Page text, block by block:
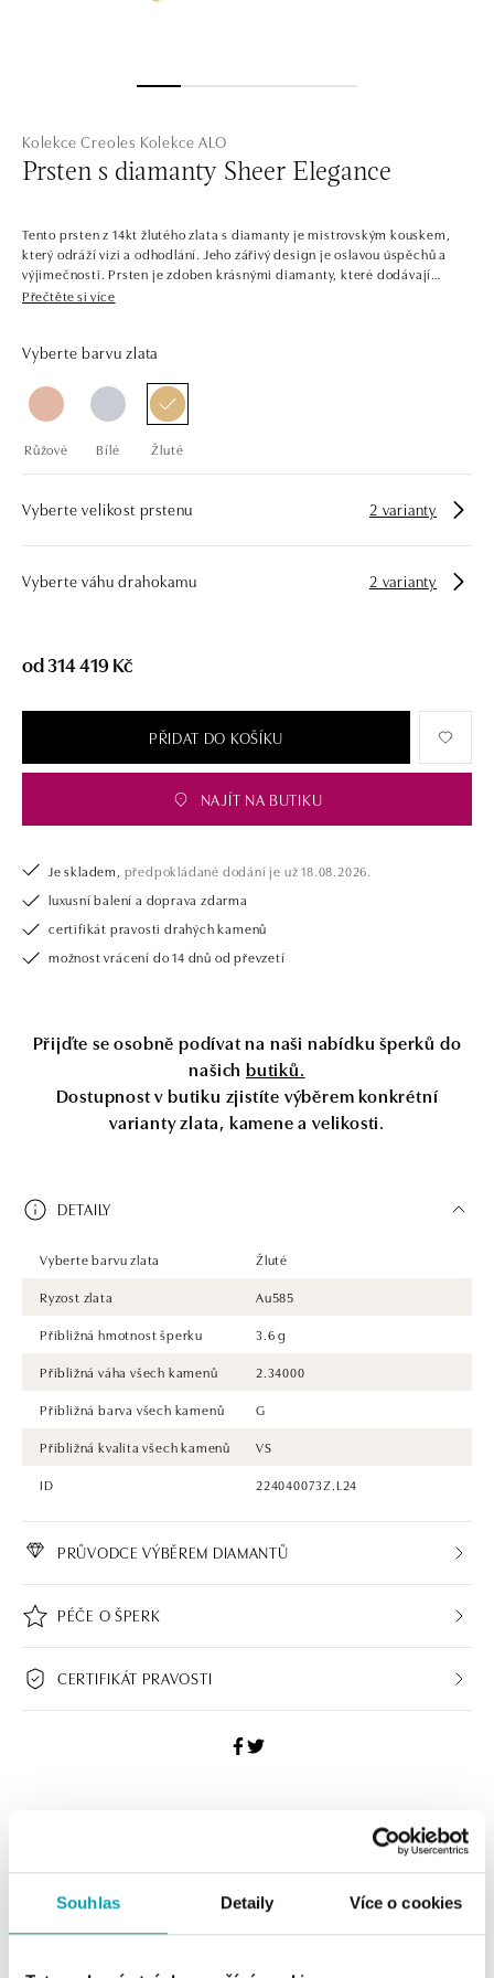
Souhlas Detaily Více o cookies
Kolekce Creoles Kolekce ALO
Prsten s diamanty Sheer Elegance
Tento prsten z 14kt žlutého zlata s diamanty je mistrovským kouskem,
který odráží vizi a odhodlání. Jeho zářivý design je oslavou úspěchů a
výjimečnosti. Prsten je zdoben krásnými diamanty, které dodávají
tomuto klenotu nesmírnou eleganci a šarm. Šperk je součástí kolekce
Nekonečný pocit luxusu ztělesněný do kruhových šperků kolekce Creoles.
nechávají dokonale broušeným diamantům různých velikostí. Čiré i
barevné kameny tak dávají vzniknout sladěným setům, které lze různě
Společnost ALO diamonds vyrábí v Čechách šperky z diamantů a
opatřen certifikátem pravosti a dodán v luxusním balení. Ať už vybíráte
námi pouze šperk, ale také chytrou investici.
Přečtěte si více
Vyberte barvu zlata
Růžové Bílé Žluté
Vyberte velikost prstenu 2 varianty
Vyberte váhu drahokamu 2 varianty
od 314 419 Kč
PŘIDAT DO KOŠÍKU
NAJÍT NA BUTIKU
Je skladem, předpokládané dodání je už 18.08.2026.
luxusní balení a doprava zdarma
certifikát pravosti drahých kamenů
možnost vrácení do 14 dnů od převzetí
Přijďte se osobně podívat na naši nabídku šperků do
našich butiků.
Dostupnost v butiku zjistíte výběrem konkrétní
varianty zlata, kamene a velikosti.
DETAILY
Vyberte barvu zlata
Žluté
Ryzost zlata
Au585
Přibližná hmotnost šperku
3.6 g
Přibližná váha všech kamenů
2.34000
Přibližná barva všech kamenů
G
Přibližná kvalita všech kamenů
VS
ID
224040073Z.L24
PRŮVODCE VÝBĚREM DIAMANTŮ
PÉČE O ŠPERK
CERTIFIKÁT PRAVOSTI
Navštivte naše butiky